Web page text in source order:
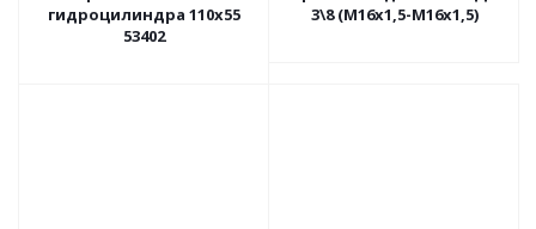
гидроцилиндра 110х55
53402
3\8 (М16х1,5-М16х1,5)